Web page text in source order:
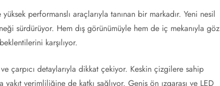
performanslı araçlarıyla tanınan bir markadır. Yeni nesil
sürdürüyor. Hem dış görünümüyle hem de iç mekanıyla göz
karşılıyor.
çarpıcı detaylarıyla dikkat çekiyor. Keskin çizgilere sahip
verimliliğine de katkı sağlıyor. Geniş ön ızgarası ve LED